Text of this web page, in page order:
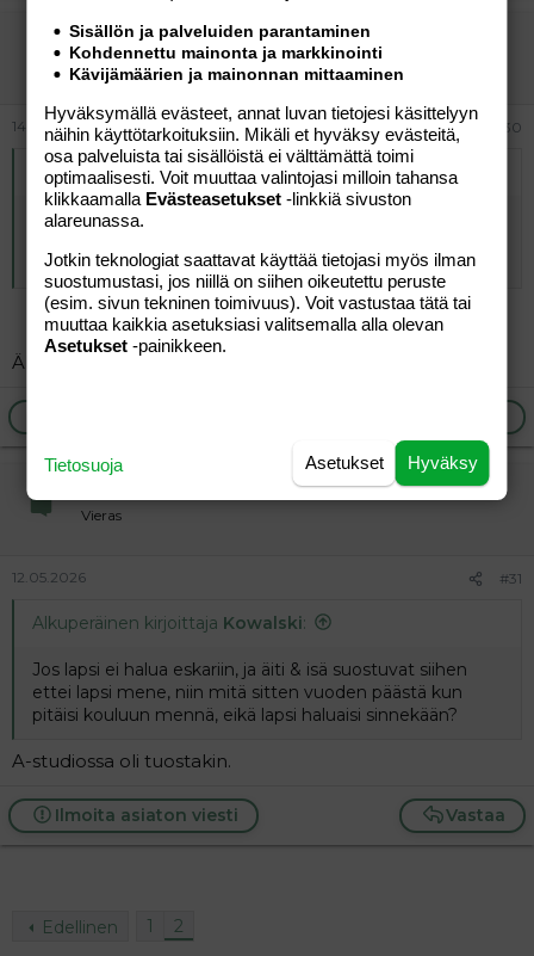
aisiis
Jäsen
14.08.2008 #30
Alkuperäinen kirjoittajaRokkimakkara:
Ei eskari ole ollenkaan välttämätön kaikille lapsille.
toimimaan ryhmässä.
Älä höpötä
Vieras
12.05.2026 #31
Alkuperäinen kirjoittaja Kowalski:
Jos lapsi ei halua eskariin, ja äiti & isä suostuvat siihen
ettei lapsi mene, niin mitä sitten vuoden päästä kun
pitäisi kouluun mennä, eikä lapsi haluaisi sinnekään?
A-studiossa oli tuostakin.
Vastaa
Ilmoita asiaton viesti
Edellinen 1 2
Sisällön ja palveluiden parantaminen
Kohdennettu mainonta ja markkinointi
Kävijämäärien ja mainonnan mittaaminen
Hyväksymällä evästeet, annat luvan tietojesi käsittelyyn
näihin käyttötarkoituksiin. Mikäli et hyväksy evästeitä,
osa palveluista tai sisällöistä ei välttämättä toimi
optimaalisesti. Voit muuttaa valintojasi milloin tahansa
klikkaamalla Evästeasetukset -linkkiä sivuston
alareunassa.
Jotkin teknologiat saattavat käyttää tietojasi myös ilman
suostumustasi, jos niillä on siihen oikeutettu peruste
(esim. sivun tekninen toimivuus). Voit vastustaa tätä tai
muuttaa kaikkia asetuksiasi valitsemalla alla olevan
Asetukset -painikkeen.
Hyväksy
Asetukset
Tietosuoja